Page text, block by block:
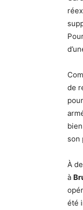
de
son
À
à
été